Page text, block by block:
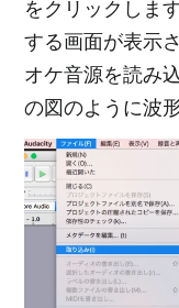
をクリックしま
する画面が表示
オケ音源を読み
の図のように波